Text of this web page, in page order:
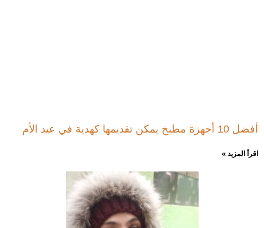
أفضل 10 أجهزة مطبخ يمكن تقديمها كهدية في عيد الأم
اقرأ المزيد »